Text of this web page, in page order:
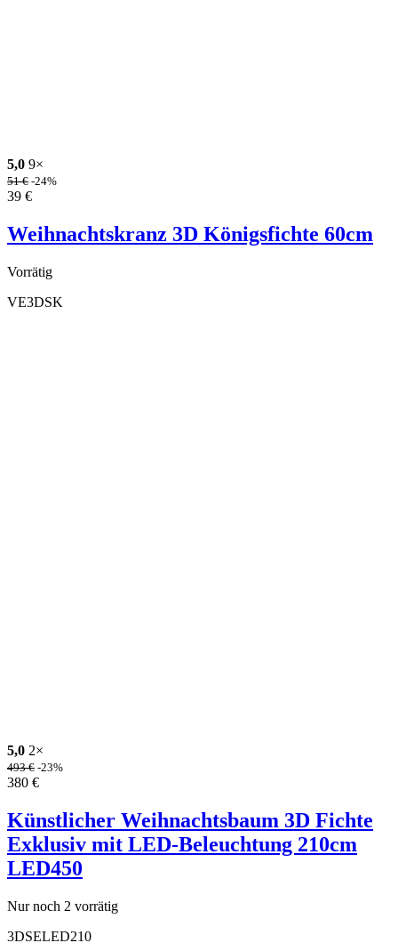
5,0 9×
51€ -24%
39 €
Weihnachtskranz 3D Königsfichte 60cm
Vorrätig
VE3DSK
5,0 2×
493€ -23%
380 €
Künstlicher Weihnachtsbaum 3D Fichte
Exklusiv mit LED-Beleuchtung 210cm
LED450
Nur noch 2 vorrätig
3DSELED210